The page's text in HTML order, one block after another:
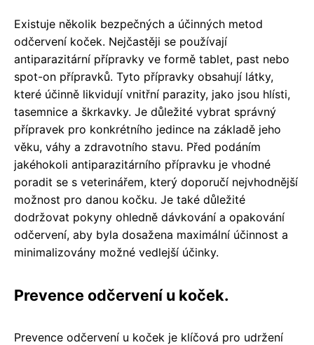
Existuje několik bezpečných a účinných metod
odčervení koček. Nejčastěji se používají
antiparazitární přípravky ve formě tablet, past nebo
spot-on přípravků. Tyto přípravky obsahují látky,
které účinně likvidují vnitřní parazity, jako jsou hlísti,
tasemnice a škrkavky. Je důležité vybrat správný
přípravek pro konkrétního jedince na základě jeho
věku, váhy a zdravotního stavu. Před podáním
jakéhokoli antiparazitárního přípravku je vhodné
poradit se s veterinářem, který doporučí nejvhodnější
možnost pro danou kočku. Je také důležité
dodržovat pokyny ohledně dávkování a opakování
odčervení, aby byla dosažena maximální účinnost a
minimalizovány možné vedlejší účinky.
Prevence odčervení u koček.
Prevence odčervení u koček je klíčová pro udržení